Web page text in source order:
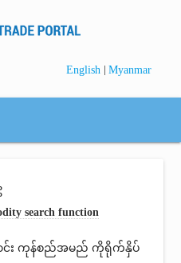
English | Myanmar
search function
ောင်း ကုန်စည်အမည် ကိုရိုက်နှိပ်